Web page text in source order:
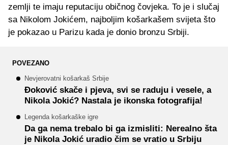
zemlji te imaju reputaciju običnog čovjeka. To je i slučaj
sa Nikolom Jokićem, najboljim košarkašem svijeta što
je pokazao u Parizu kada je donio bronzu Srbiji.
POVEZANO
Nevjerovatni košarkaš Srbije
Đoković skače i pjeva, svi se raduju i vesele, a
Nikola Jokić? Nastala je ikonska fotografija!
Legenda košarkaške igre
Da ga nema trebalo bi ga izmisliti: Nerealno šta
je Nikola Jokić uradio čim se vratio u Srbiju